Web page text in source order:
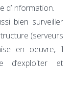
d’Information.
bien surveiller
(serveurs
en oeuvre, il
d’exploiter et